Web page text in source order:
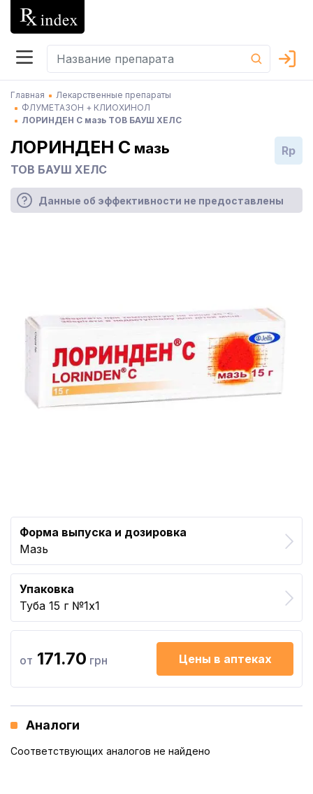
Главная
Лекарственные препараты
ФЛУМЕТАЗОН + КЛИОХИНОЛ
ЛОРИНДЕН С мазь ТОВ БАУШ ХЕЛС
ЛОРИНДЕН С мазь
ТОВ БАУШ ХЕЛС
Rp
Данные об эффективности не предоставлены
Форма выпуска и дозировка
Мазь
Упаковка
Туба 15 г №1x1
от 171.70 грн Цены в аптеках
Аналоги
Соответствующих аналогов не найдено